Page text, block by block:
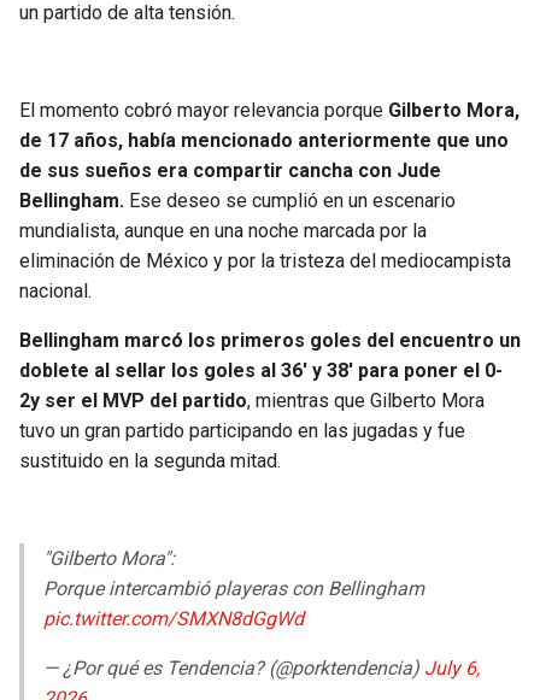
un partido de alta tensión.
El momento cobró mayor relevancia porque Gilberto Mora,
de 17 años, había mencionado anteriormente que uno
de sus sueños era compartir cancha con Jude
Bellingham. Ese deseo se cumplió en un escenario
mundialista, aunque en una noche marcada por la
eliminación de México y por la tristeza del mediocampista
nacional.
Bellingham marcó los primeros goles del encuentro un
doblete al sellar los goles al 36′ y 38′ para poner el 0-
2y ser el MVP del partido, mientras que Gilberto Mora
tuvo un gran partido participando en las jugadas y fue
sustituido en la segunda mitad.
"Gilberto Mora":
Porque intercambió playeras con Bellingham
pic.twitter.com/SMXN8dGgWd
— ¿Por qué es Tendencia? (@porktendencia) July 6,